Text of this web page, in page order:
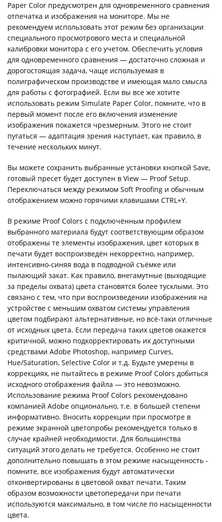
Paper Color предусмотрен для одновременного сравнения
отпечатка и изображения на мониторе. Мы не
рекомендуем использовать этот режим без организации
специального просмотрового места и специальной
калибровки монитора с его учетом. Обеспечить условия
для одновременного сравнения — достаточно сложная и
дорогостоящая задача, чаще используемая в
полиграфическом производстве и имеющая мало смысла
для работы с фотографией. Если вы все же хотите
использовать режим Simulate Paper Color, помните, что в
первый момент после его включения изменение
изображения покажется чрезмерным. Этого не стоит
пугаться — адаптация зрения наступает, как правило, в
течение нескольких минут.
Вы можете сохранить выбранные установки кнопкой Save,
готовый пресет будет доступен в View — Proof Setup.
Переключаться между режимом Soft Proofing и обычным
отображением можно горячими клавишами CTRL+Y.
В режиме Proof Colors с подключённым профилем
выбранного материала будут соответствующим образом
отображены те элементы изображения, цвет которых в
печати будет воспроизведён некорректно, например,
интенсивно-синяя вода в подводной съёмке или
пылающий закат. Как правило, внегамутные (выходящие
за пределы охвата) цвета становятся более тусклыми. Это
связано с тем, что при воспроизведении изображения на
устройстве с меньшим охватом системы управления
цветом подбирают альтернативные, но всё-таки отличные
от исходных цвета. Если передача таких цветов окажется
критичной, можно подкорректировать их доступными
средствами Adobe Photoshop, например Curves,
Hue/Saturation, Selective Color и т.д. Будьте умерены в
коррекциях, не пытайтесь в режиме Proof Colors добиться
исходного отображения файла — это невозможно.
Использование режима Proof Colors рекомендовано
компанией Adobe опционально, т.е. в большей степени
информативно. Вносить коррекции при просмотре в
режиме экранной цветопробы рекомендуется только в
случае крайней необходимости. Для большинства
ситуаций этого делать не требуется. Особенно не стоит
дополнительно повышать в этом режиме насыщенность -
помните, все изображения будут автоматически
отконвертированы в цветовой охват печати. Таким
образом возможности цветопередачи при печати
используются максимально, в том числе по насыщенности
цвета.